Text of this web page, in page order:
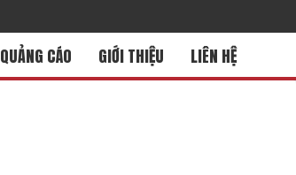
QUẢNG CÁO GIỚI THIỆU LIÊN HỆ